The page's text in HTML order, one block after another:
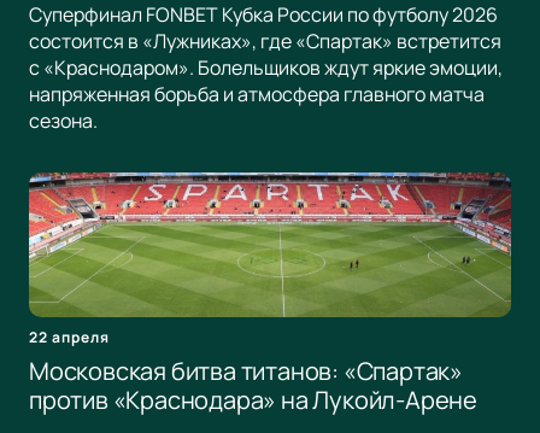
Суперфинал FONBET Кубка России по футболу 2026
состоится в «Лужниках», где «Спартак» встретится
с «Краснодаром». Болельщиков ждут яркие эмоции,
напряженная борьба и атмосфера главного матча
сезона.
22 апреля
Московская битва титанов: «Спартак»
против «Краснодара» на Лукойл-Арене